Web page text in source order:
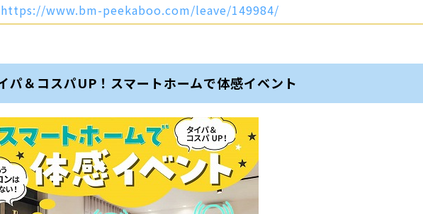
https://www.bm-peekaboo.com/leave/149984/
パ＆コスパUP！スマートホームで体感イベント